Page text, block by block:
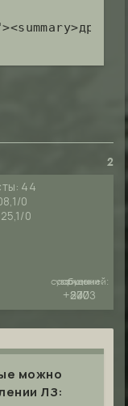
2
руны:
240
сообщений:
877
уважение:
+2003
44
0
0
можно
ЛЗ: